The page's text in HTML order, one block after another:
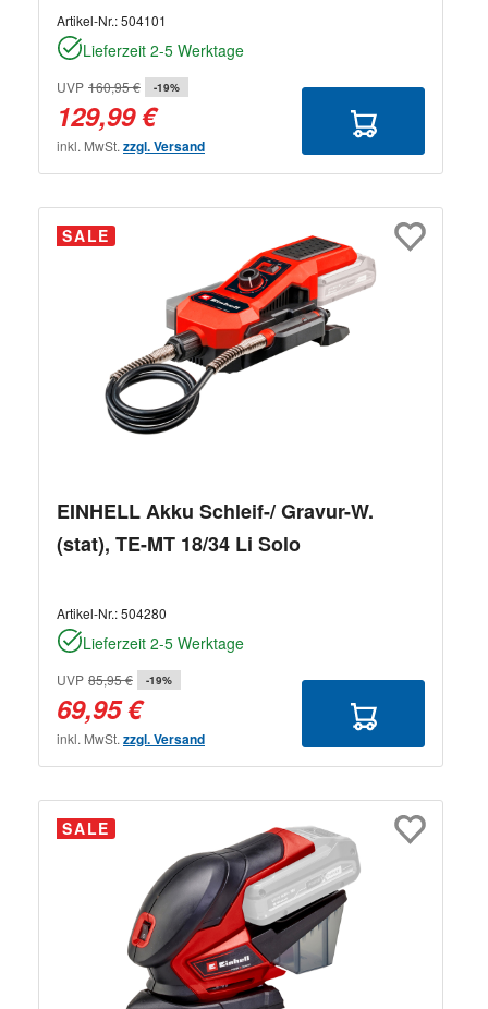
Artikel-Nr.:504101
Lieferzeit 2-5 Werktage
UVP 160,95 € -19%
129,99 €
inkl. MwSt. zzgl. Versand
SALE
EINHELL Akku Schleif-/ Gravur-W.
(stat), TE-MT 18/34 Li Solo
Artikel-Nr.:504280
Lieferzeit 2-5 Werktage
UVP 85,95 € -19%
69,95 €
inkl. MwSt. zzgl. Versand
SALE